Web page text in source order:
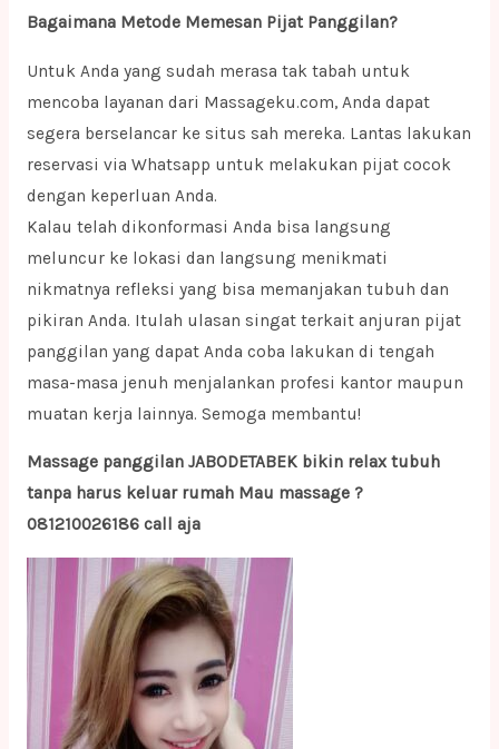
Bagaimana Metode Memesan Pijat Panggilan?
Untuk Anda yang sudah merasa tak tabah untuk
mencoba layanan dari Massageku.com, Anda dapat
segera berselancar ke situs sah mereka. Lantas lakukan
reservasi via Whatsapp untuk melakukan pijat cocok
dengan keperluan Anda.
Kalau telah dikonformasi Anda bisa langsung
meluncur ke lokasi dan langsung menikmati
nikmatnya refleksi yang bisa memanjakan tubuh dan
pikiran Anda. Itulah ulasan singat terkait anjuran pijat
panggilan yang dapat Anda coba lakukan di tengah
masa-masa jenuh menjalankan profesi kantor maupun
muatan kerja lainnya. Semoga membantu!
Massage panggilan JABODETABEK bikin relax tubuh
tanpa harus keluar rumah Mau massage ?
081210026186 call aja